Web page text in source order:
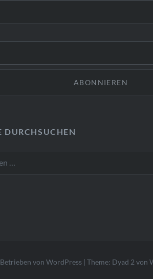
DURCHSUCHEN
Betrieben von WordPress | Theme: Dyad 2 von